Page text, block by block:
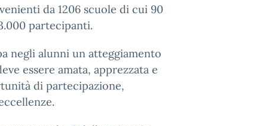
da 1206 scuole di cui 90
partecipanti.
negli alunni un atteggiamento
essere amata, apprezzata e
di partecipazione,